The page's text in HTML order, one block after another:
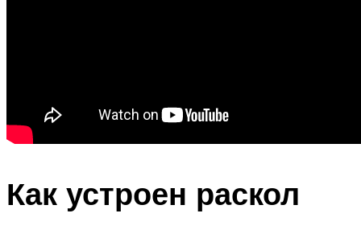
Как устроен раскол